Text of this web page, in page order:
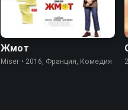
Жмот
Miser • 2016, Франция, Комедия